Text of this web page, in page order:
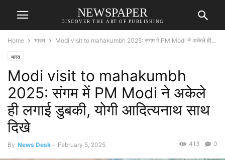
NEWSPAPER
DISCOVER THE ART OF PUBLISHING
Home भारत Modi visit to mahakumbh 2025: संगम में PM Modi ने अकेले ही...
भारत
Modi visit to mahakumbh
2025: संगम में PM Modi ने अकेले
ही लगाई डुबकी, योगी आदित्यनाथ साथ
दिखे
By News Desk - February 5, 2025 0
413